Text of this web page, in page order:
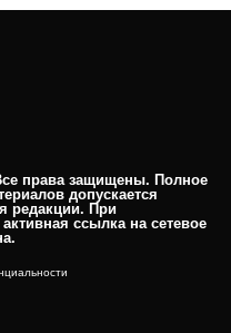
права защищены. Полное
допускается
редакции. При
ссылка на сетевое